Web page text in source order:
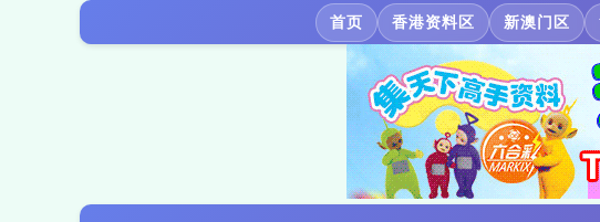
首页 香港资料区 新澳门区